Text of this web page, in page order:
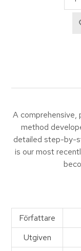
A comprehensive,
method
detailed step-by-
is our most
Författare
Utgiven